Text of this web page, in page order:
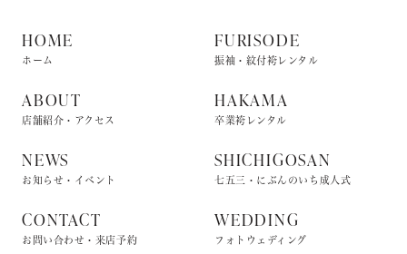
HOME
ホーム
ABOUT
店舗紹介・アクセス
NEWS
お知らせ・イベント
CONTACT
お問い合わせ・来店予約
FURISODE
振袖・紋付袴レンタル
HAKAMA
卒業袴レンタル
SHICHIGOSAN
七五三・にぶんのいち成人式
WEDDING
フォトウェディング